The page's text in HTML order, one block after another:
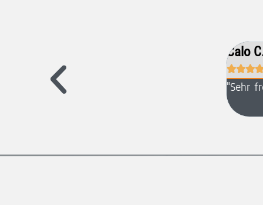
erhalten und gleich danach online ein
10 Minuten.
Calo

"Sehr